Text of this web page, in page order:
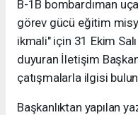
B-1B bombardıman
görev gücü eğitim
ikmali" için 31 Ekim
duyuran İletişim
çatışmalarla ilgisi
Başkanlıktan yapılan